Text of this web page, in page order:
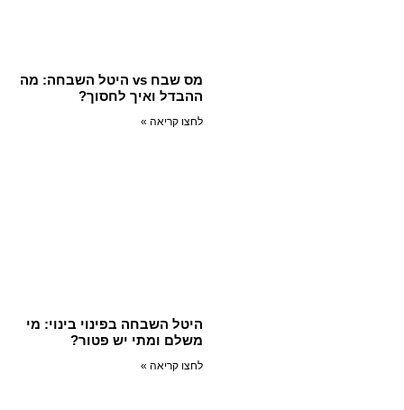
מס שבח vs היטל השבחה: מה
ההבדל ואיך לחסוך?
לחצו קריאה »
היטל השבחה בפינוי בינוי: מי
משלם ומתי יש פטור?
לחצו קריאה »